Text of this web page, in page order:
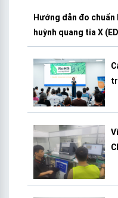
Hướng dẫn đo chuẩn
huỳnh quang tia X